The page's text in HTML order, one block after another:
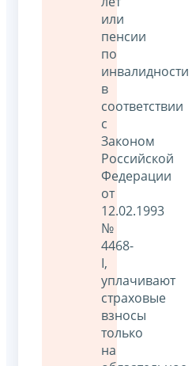
или
пенсии
по
инвалидности
в
соответствии
с
Законом
Российской
Федерации
от
12.02.1993
№
4468-
I,
уплачивают
страховые
взносы
только
на